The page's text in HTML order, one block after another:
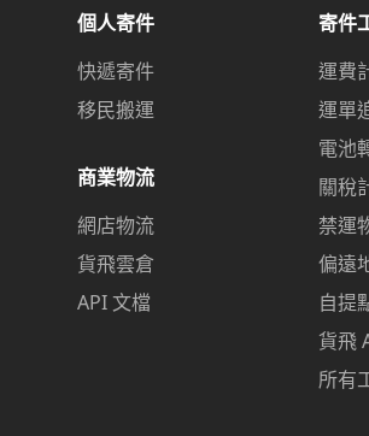
個人寄件
快遞寄件
移民搬運
商業物流
網店物流
貨飛雲倉
API 文檔
寄件
運費
運單
電池
關稅
禁運
偏遠
自提
貨飛
所有